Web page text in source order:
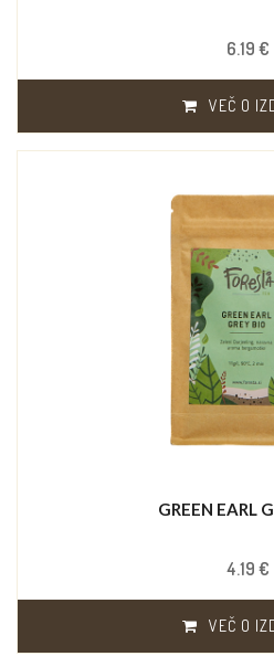
6.19 €
VEČ O
GREEN EARL
4.19 €
VEČ O